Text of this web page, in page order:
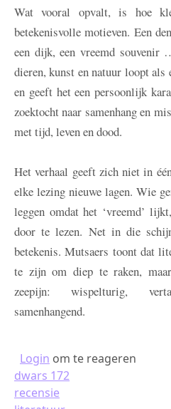
Wat vooral opvalt, is hoe
betekenisvolle motieven. Een
een dijk, een vreemd souvenir
dieren, kunst en natuur loopt als
en geeft het een persoonlijk
zoektocht naar samenhang en
met tijd, leven en dood.
Het verhaal geeft zich niet in
elke lezing nieuwe lagen. Wie
leggen omdat het ‘vreemd’
door te lezen. Net in die
betekenis. Mutsaers toont dat
te zijn om diep te raken,
zeepijn: wispelturig,
samenhangend.
Login om te reageren
dwars 172
recensie